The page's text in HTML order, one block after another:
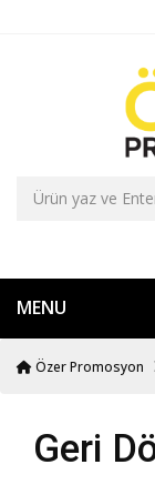
MENU
Özer Promosyon
Geri